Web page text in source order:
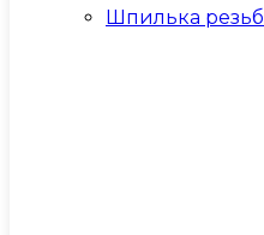
Шпилька